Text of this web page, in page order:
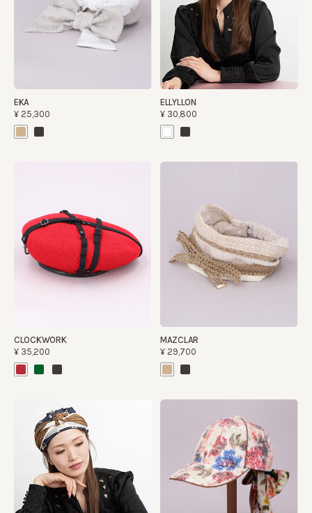
EKA
¥25,300
ELLYLLON
¥30,800
CLOCKWORK
¥35,200
MAZCLAR
¥29,700